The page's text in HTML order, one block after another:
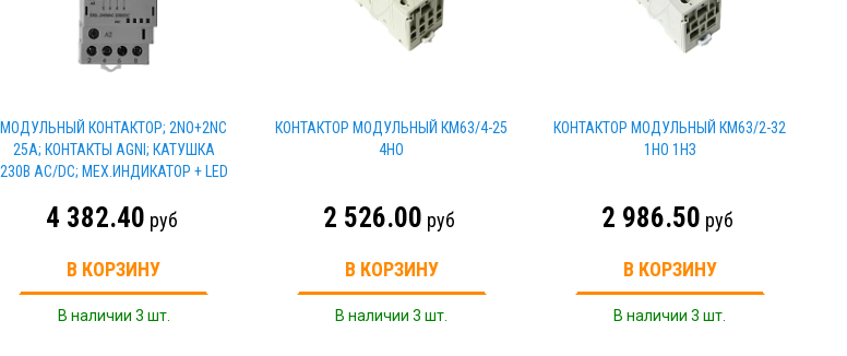
МОДУЛЬНЫЙ КОНТАКТОР; 2NO+2NC
25А; КОНТАКТЫ AGNI; КАТУШКА
230В АС/DC; МЕХ.ИНДИКАТОР + LED
4 382.40 руб
В КОРЗИНУ
В наличии 3 шт.
КОНТАКТОР МОДУЛЬНЫЙ КМ63/4-25
4НО
2 526.00 руб
В КОРЗИНУ
В наличии 3 шт.
КОНТАКТОР МОДУЛЬНЫЙ КМ63/2-32
1НО 1НЗ
2 986.50 руб
В КОРЗИНУ
В наличии 3 шт.